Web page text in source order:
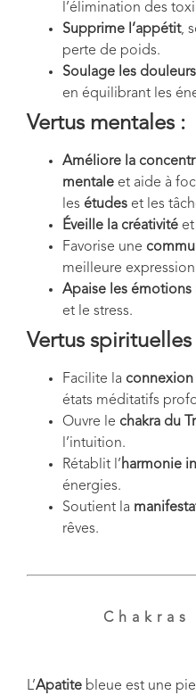
l’élimination des
Supprime l’appétit,
perte de poids.
Soulage les
en équilibrant les
Vertus mentales :
Améliore la
mentale et aide à
les études et les
Éveille la créativité
Favorise une
meilleure
Apaise les émotions
et le stress.
Vertus spirituelles
Facilite la
états méditatifs
Ouvre le chakra du
l’intuition.
Rétablit l’harmonie
énergies.
Soutient la
rêves.
Chakras
L’Apatite bleue est une